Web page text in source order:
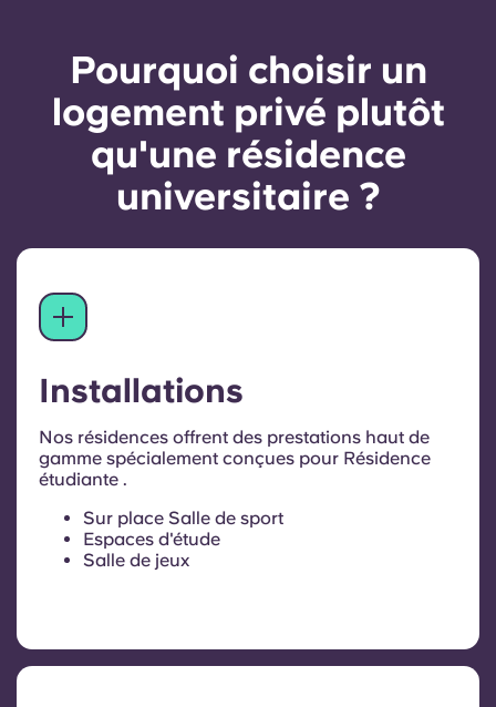
Pourquoi choisir un
logement privé plutôt
qu'une résidence
universitaire ?
Installations
Nos résidences offrent des prestations haut de
gamme spécialement conçues pour Résidence
étudiante .
Sur place Salle de sport
Espaces d'étude
Salle de jeux